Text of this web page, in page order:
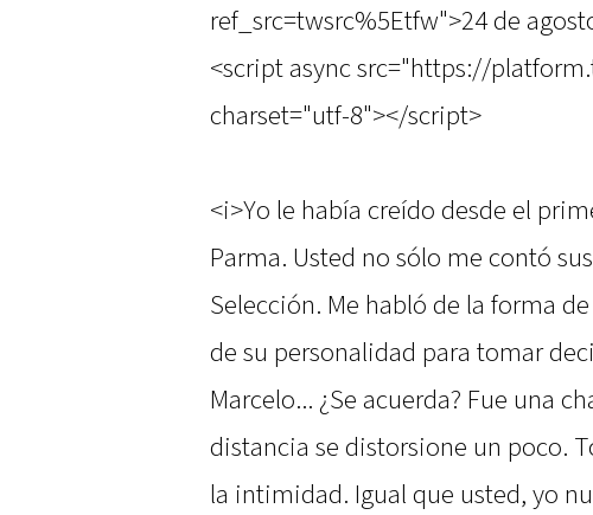
ref_src=twsrc%5Etfw">24 de
<script async src="https://
charset="utf-8"></script>
<i>Yo le había creído desde el
Parma. Usted no sólo me contó
Selección. Me habló de la forma
de su personalidad para tomar
Marcelo... ¿Se acuerda? Fue una
distancia se distorsione un poco.
la intimidad. Igual que usted, yo